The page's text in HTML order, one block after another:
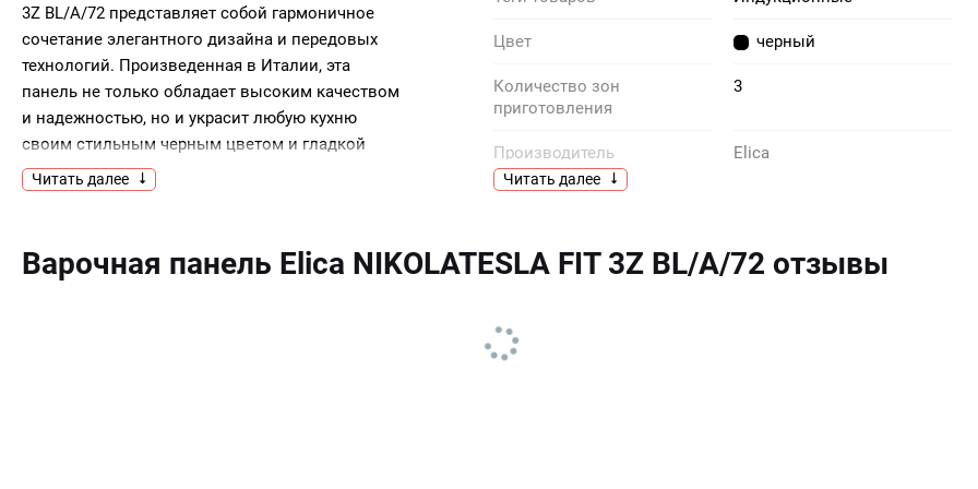
3Z BL/A/72 представляет собой гармоничное
сочетание элегантного дизайна и передовых
технологий. Произведенная в Италии, эта
панель не только обладает высоким качеством
и надежностью, но и украсит любую кухню
своим стильным черным цветом и гладкой
поверхностью из стеклокерамики.Модель
оснащена индукционной варочной
нагрев и высокую энергоэффективность. Три
зоны приготовления с возможностью
Читать далее
Цвет черный
Количество зон
приготовления
3
Производитель Elica
Тип
Функция Пауза
Читать далее
Варочная панель Elica NIKOLATESLA FIT 3Z BL/A/72 отзывы